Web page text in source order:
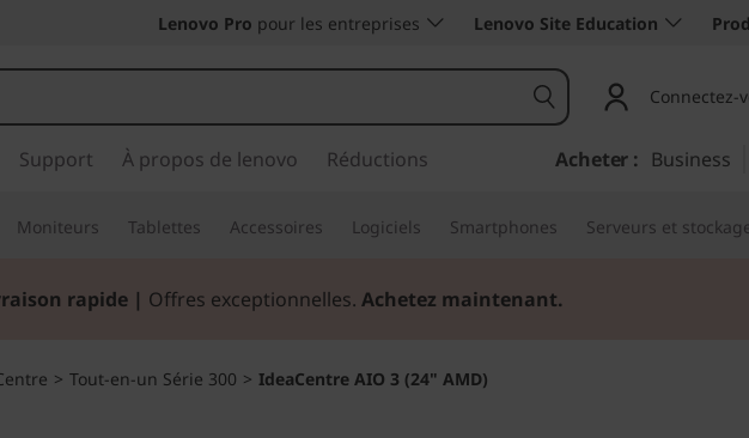
Lenovo Pro pour les entreprises Lenovo Site Education
Connectez-
Support À propos de lenovo Réductions Acheter : Business
Moniteurs Tablettes Accessoires Logiciels Smartphones Serveurs et
rapide| Offres exceptionnelles. Achetez maintenant.
> Tout-en-un Série 300 > IdeaCentre AIO 3 (24" AMD)